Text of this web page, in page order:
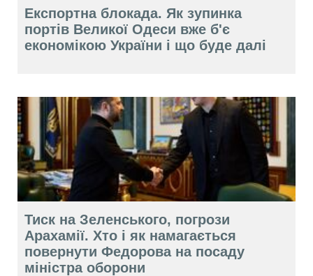
Експортна блокада. Як зупинка
портів Великої Одеси вже б'є
економікою України і що буде далі
Тиск на Зеленського, погрози
Арахамії. Хто і як намагається
повернути Федорова на посаду
міністра оборони